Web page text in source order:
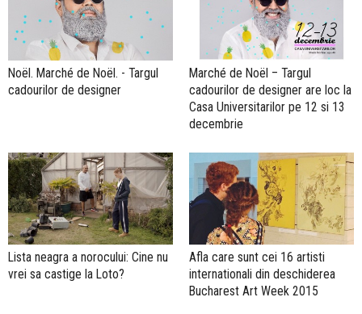
Noël. Marché de Noël. - Targul
cadourilor de designer
Marché de Noël – Targul
cadourilor de designer are loc la
Casa Universitarilor pe 12 si 13
decembrie
Lista neagra a norocului: Cine nu
vrei sa castige la Loto?
Afla care sunt cei 16 artisti
internationali din deschiderea
Bucharest Art Week 2015